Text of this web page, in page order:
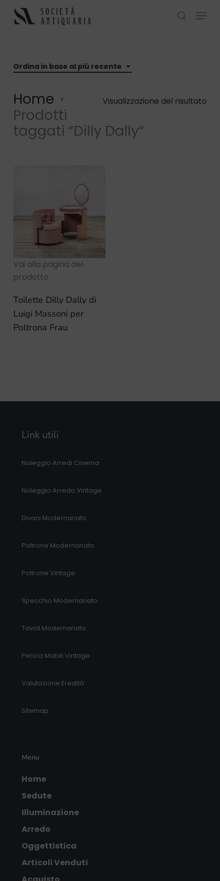
Skip
search
Menu
Ordina in base al più recente
Visualizzazione del risultato
Home
Prodotti
taggati “Dilly Dally”
Vai alla pagina del
prodotto
Toilette Dilly Dally di
Luigi Massoni per
Poltrona Frau
Link utili
Noleggio Arredi Cinema
Noleggio Arredo Vintage
Divani Modernariato
Poltrone Modernariato
Poltrone Vintage
Specchio Modernariato
Tavoli Modernariato
Perizia Mobili Vintage
Valutazione Eredità
Sitemap
Menu
Home
Sedute
Illuminazione
Arredo
Oggettistica
Articoli Venduti